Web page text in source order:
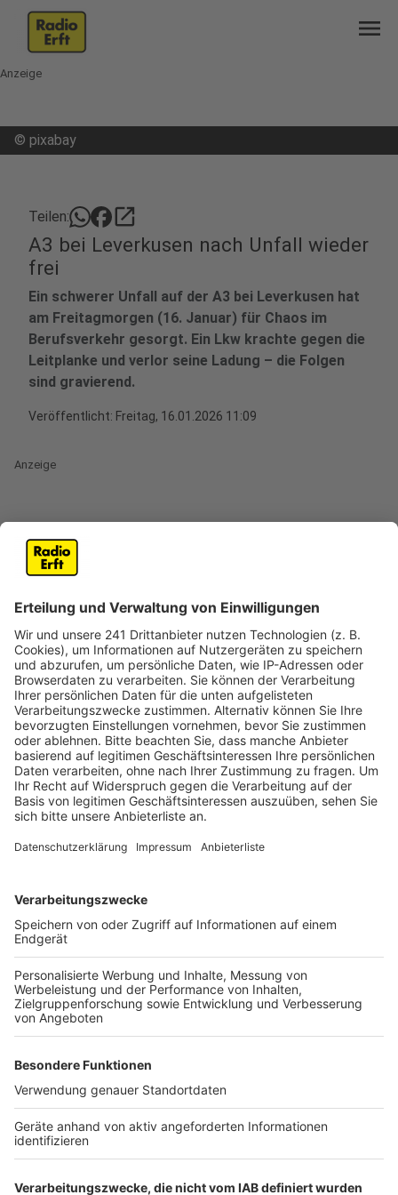
menu
Anzeige
© pixabay
Teilen: open_in_new
A3 bei Leverkusen nach Unfall wieder
frei
Ein schwerer Unfall auf der A3 bei Leverkusen hat
am Freitagmorgen (16. Januar) für Chaos im
Berufsverkehr gesorgt. Ein Lkw krachte gegen die
Leitplanke und verlor seine Ladung – die Folgen
sind gravierend.
Veröffentlicht: Freitag, 16.01.2026 11:09
Anzeige
Bergungsarbeiten und Fahrbahnschäden
sorgen für lange Sperrung
Auf der A3 Richtung Frankfurt zwischen Kreuz-
Leverkusen und Leverkusen-Zentrum war die Fahrbahn
nach einem schweren Unfall am Freitagmorgen (16.
Januar) mehrere Stunden gesperrt. Laut Polizei
ereignete sich der Unfall gegen 9 Uhr, als ein Lkw
zunächst gegen die linke Leitplanke prallte und
anschließend rechts in die Böschung fuhr.
Dabei fiel ein Bagger, den der Lkw geladen hatte, auf
die Fahrbahn und hat tiefe Schrammen hinterlassen.
Anzeige
Weitere Themen von Rhein und Erft
Anzeige
Menschen setzen Sport- und Neujahrsvorsätze
öfter um
Revierbahn West: Neue Bahntrasse im
Rheinischen Revier
Keine Straßenbaubeiträge: Einsparungen im Rhein-
Erft-Kreis